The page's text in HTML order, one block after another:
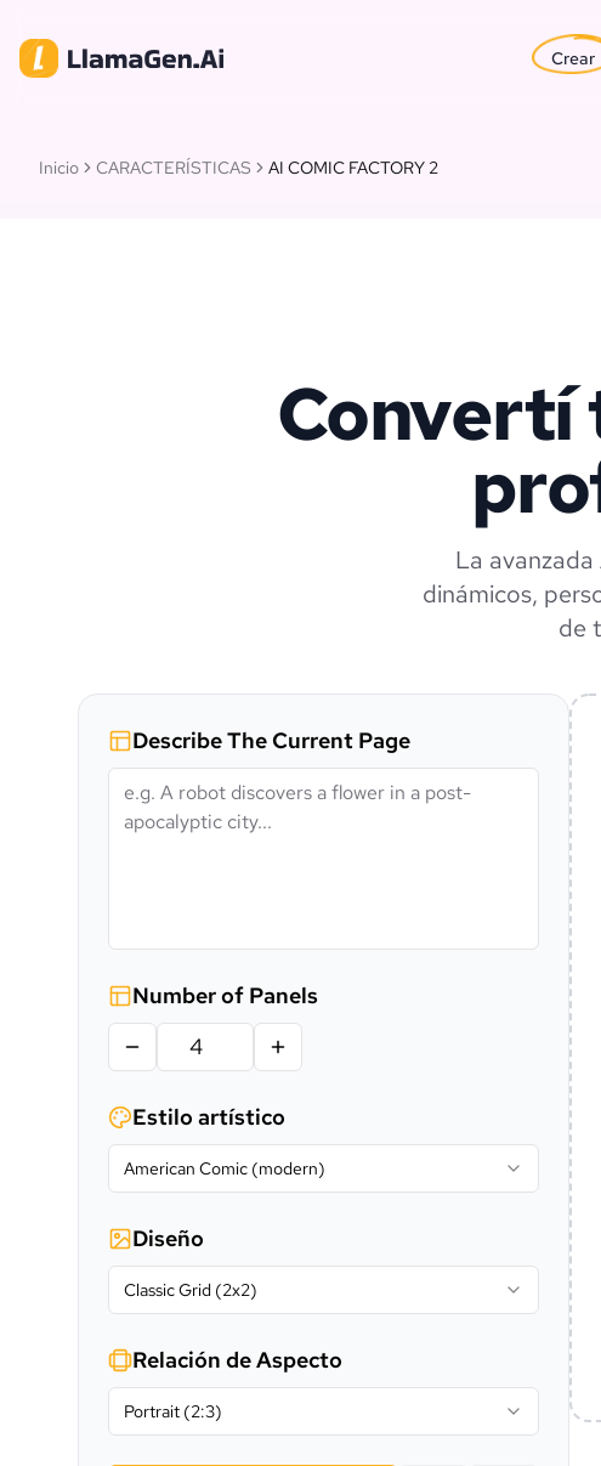
Crear
Inicio CARACTERÍSTICAS AI COMIC FACTORY 2
Convertí
La
dinámicos,
de
Describe The Current Page
Number of Panels
Estilo artístico
American Comic (modern)
Diseño
Classic Grid (2x2)
Relación de Aspecto
Portrait (2:3)